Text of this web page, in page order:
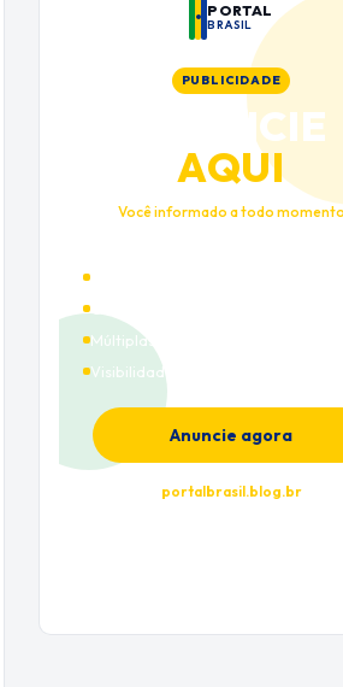
PORTAL
BRASIL
PUBLICIDADE
ANUNCIE
AQUI
Você informado a todo momento
Cobertura nacional
Múltiplas categorias
Visibilidade premium
Anuncie agora
portalbrasil.blog.br